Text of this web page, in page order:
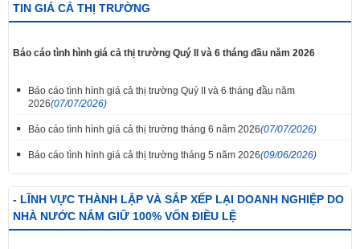
TIN GIÁ CẢ THỊ TRƯỜNG
Báo cáo tình hình giá cả thị trường Quý II và 6 tháng đầu năm 2026
Báo cáo tình hình giá cả thị trường Quý II và 6 tháng đầu năm
2026(07/07/2026)
Báo cáo tình hình giá cả thị trường tháng 6 năm 2026(07/07/2026)
Báo cáo tình hình giá cả thị trường tháng 5 năm 2026(09/06/2026)
- LĨNH VỰC THÀNH LẬP VÀ SẮP XẾP LẠI DOANH NGHIỆP DO
NHÀ NƯỚC NẮM GIỮ 100% VỐN ĐIỀU LỆ